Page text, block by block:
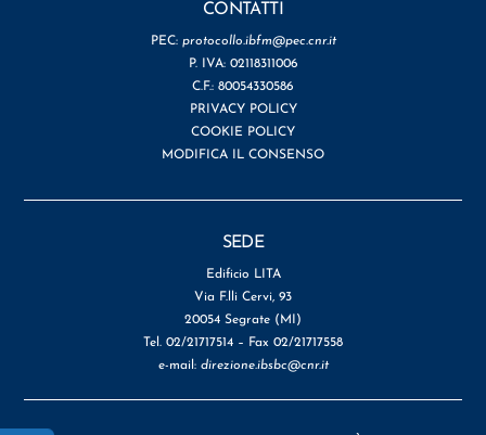
CONTATTI
PEC: protocollo.ibfm@pec.cnr.it
P. IVA: 02118311006
C.F.: 80054330586
PRIVACY POLICY
COOKIE POLICY
MODIFICA IL CONSENSO
SEDE
Edificio LITA
Via F.lli Cervi, 93
20054 Segrate (MI)
Tel. 02/21717514 – Fax 02/21717558
e-mail: direzione.ibsbc@cnr.it